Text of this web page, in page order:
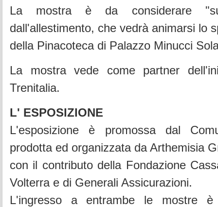
La mostra è da considerare
dall'allestimento, che vedrà animarsi lo
della Pinacoteca di Palazzo Minucci
La mostra vede come partner
Trenitalia.
L' ESPOSIZIONE
L'esposizione è promossa dal
prodotta ed organizzata da Arthemisia
con il contributo della Fondazione
Volterra e di Generali Assicurazioni.
L'ingresso a entrambe le mostre è